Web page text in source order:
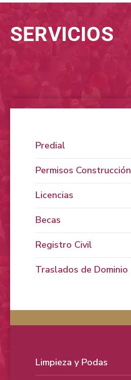
SERVICIOS
.
Predial
Permisos Construcción
Licencias
Becas
Registro Civil
Traslados de Dominio
Limpieza y Podas